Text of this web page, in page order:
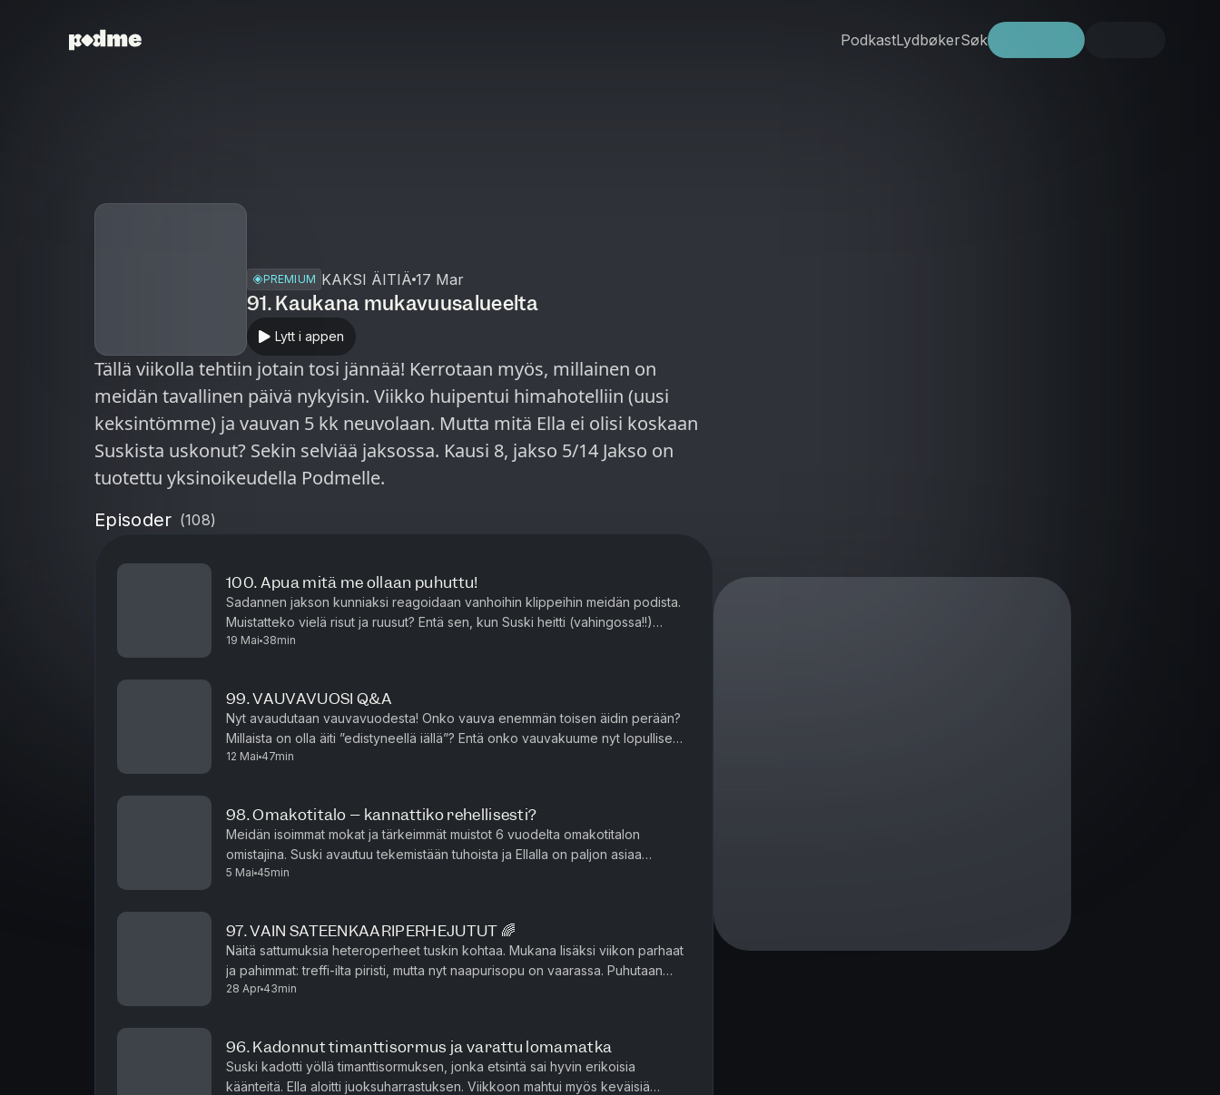
PodkastLydbøkerSøk
PREMIUM KAKSI ÄITIÄ 17 Mar
91. Kaukana mukavuusalueelta
Lytt i appen
Tällä viikolla tehtiin jotain tosi jännää! Kerrotaan myös, millainen on
meidän tavallinen päivä nykyisin. Viikko huipentui himahotelliin (uusi
keksintömme) ja vauvan 5 kk neuvolaan. Mutta mitä Ella ei olisi koskaan
Suskista uskonut? Sekin selviää jaksossa. Kausi 8, jakso 5/14 Jakso on
tuotettu yksinoikeudella Podmelle.
Episoder (108)
100. Apua mitä me ollaan puhuttu!
Sadannen jakson kunniaksi reagoidaan vanhoihin klippeihin meidän podista.
Muistatteko vielä risut ja ruusut? Entä sen, kun Suski heitti (vahingossa!!)
pikkarit yleisöön? Tai sen, kun Ella melkein joi ...
19 Mai 38min
99. VAUVAVUOSI Q&A
Nyt avaudutaan vauvavuodesta! Onko vauva enemmän toisen äidin perään?
Millaista on olla äiti ”edistyneellä iällä”? Entä onko vauvakuume nyt lopullisesti
ohi? Mukana myös viikon parhaat ja pahimmat: El...
12 Mai 47min
98. Omakotitalo – kannattiko rehellisesti?
Meidän isoimmat mokat ja tärkeimmät muistot 6 vuodelta omakotitalon
omistajina. Suski avautuu tekemistään tuhoista ja Ellalla on paljon asiaa
villieläimistä. Mutta ollaan me jotain talon omistajina op...
5 Mai 45min
97. VAIN SATEENKAARIPERHEJUTUT 🌈
Näitä sattumuksia heteroperheet tuskin kohtaa. Mukana lisäksi viikon parhaat
ja pahimmat: treffi-ilta piristi, mutta nyt naapurisopu on vaarassa. Puhutaan
28 Apr 43min
96. Kadonnut timanttisormus ja varattu lomamatka
Suski kadotti yöllä timanttisormuksen, jonka etsintä sai hyvin erikoisia
käänteitä. Ella aloitti juoksuharrastuksen. Viikkoon mahtui myös keväisiä